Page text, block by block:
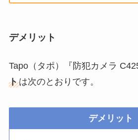
デメリット
Tapo（タポ）『防犯カメラ
トは次のとおりです。
デメリット